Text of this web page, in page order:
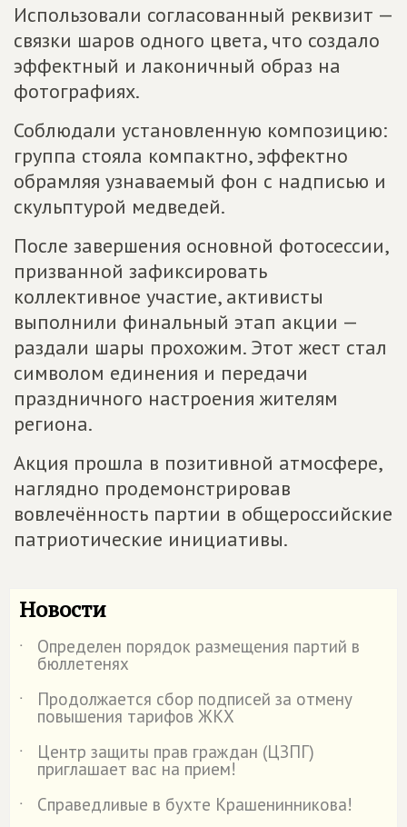
Использовали согласованный реквизит —
связки шаров одного цвета, что создало
эффектный и лаконичный образ на
фотографиях.
Соблюдали установленную композицию:
группа стояла компактно, эффектно
обрамляя узнаваемый фон с надписью и
скульптурой медведей.
После завершения основной фотосессии,
призванной зафиксировать
коллективное участие, активисты
выполнили финальный этап акции —
раздали шары прохожим. Этот жест стал
символом единения и передачи
праздничного настроения жителям
региона.
Акция прошла в позитивной атмосфере,
наглядно продемонстрировав
вовлечённость партии в общероссийские
патриотические инициативы.
Новости
˙ Определен порядок размещения партий в
бюллетенях
˙
Продолжается сбор подписей за отмену
повышения тарифов ЖКХ
˙
Центр защиты прав граждан (ЦЗПГ)
приглашает вас на прием!
˙
Справедливые в бухте Крашенинникова!